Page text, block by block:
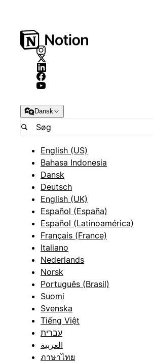
Dansk
English (US)
Bahasa Indonesia
Dansk
Deutsch
English (UK)
Español (España)
Español (Latinoamérica)
Français (France)
Italiano
Nederlands
Norsk
Português (Brasil)
Suomi
Svenska
Tiếng Việt
עברית
العربية
ภาษาไทย